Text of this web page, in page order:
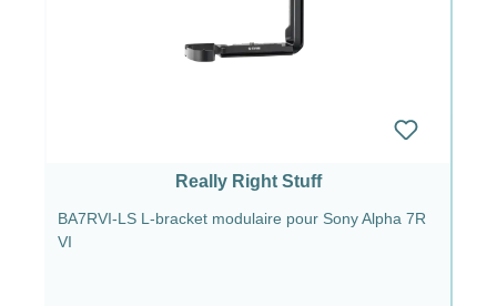
Really Right Stuff
BA7RVI-LS L-bracket modulaire pour Sony Alpha 7R
VI